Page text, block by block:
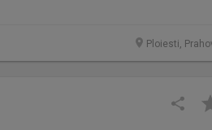
Ploiesti,